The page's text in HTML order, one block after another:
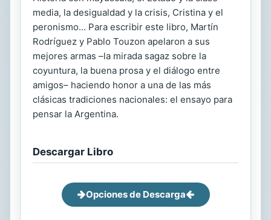
media, la desigualdad y la crisis, Cristina y el
peronismo... Para escribir este libro, Martín
Rodríguez y Pablo Touzon apelaron a sus
mejores armas –la mirada sagaz sobre la
coyuntura, la buena prosa y el diálogo entre
amigos– haciendo honor a una de las más
clásicas tradiciones nacionales: el ensayo para
pensar la Argentina.
Descargar Libro
Opciones de Descarga